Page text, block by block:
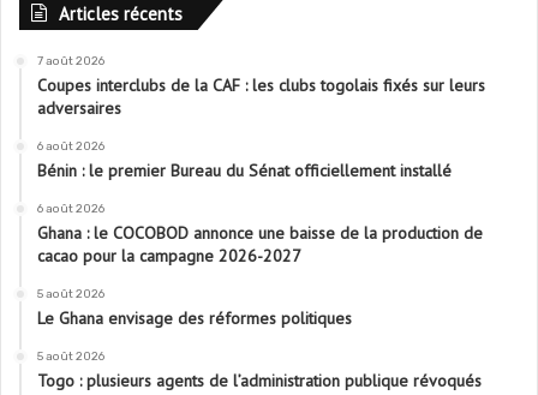
Articles récents
7 août 2026
Coupes interclubs de la CAF : les clubs togolais fixés sur leurs
adversaires
6 août 2026
Bénin : le premier Bureau du Sénat officiellement installé
6 août 2026
Ghana : le COCOBOD annonce une baisse de la production de
cacao pour la campagne 2026-2027
5 août 2026
Le Ghana envisage des réformes politiques
5 août 2026
Togo : plusieurs agents de l’administration publique révoqués